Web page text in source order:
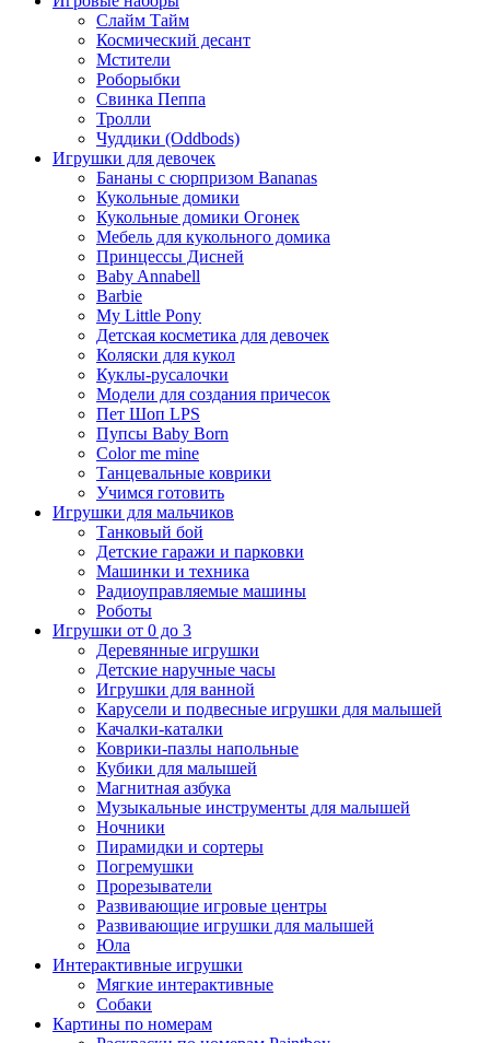
Слайм Тайм
Космический десант
Мстители
Роборыбки
Свинка Пеппа
Тролли
Чуддики (Oddbods)
Игрушки для девочек
Бананы с сюрпризом Bananas
Кукольные домики
Кукольные домики Огонек
Мебель для кукольного домика
Принцессы Дисней
Baby Annabell
Barbie
My Little Pony
Детская косметика для девочек
Коляски для кукол
Куклы-русалочки
Модели для создания причесок
Пет Шоп LPS
Пупсы Baby Born
Сolor me mine
Танцевальные коврики
Учимся готовить
Игрушки для мальчиков
Танковый бой
Детские гаражи и парковки
Машинки и техника
Радиоуправляемые машины
Роботы
Игрушки от 0 до 3
Деревянные игрушки
Детские наручные часы
Игрушки для ванной
Карусели и подвесные игрушки для малышей
Качалки-каталки
Коврики-пазлы напольные
Кубики для малышей
Магнитная азбука
Музыкальные инструменты для малышей
Ночники
Пирамидки и сортеры
Погремушки
Прорезыватели
Развивающие игровые центры
Развивающие игрушки для малышей
Юла
Интерактивные игрушки
Мягкие интерактивные
Собаки
Картины по номерам